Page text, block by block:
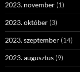
2023. november (1)
2023. október (3)
2023. szeptember (14)
2023. augusztus (9)